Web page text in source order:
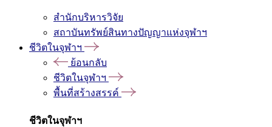
สำนักบริหารวิจัย
สถาบันทรัพย์สินทางปัญญาแห่งจุฬาฯ
ชีวิตในจุฬาฯ
ย้อนกลับ
ชีวิตในจุฬาฯ
พื้นที่สร้างสรรค์
ชีวิตในจุฬาฯ